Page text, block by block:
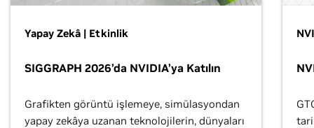
Yapay Zekâ | Etkinlik
SIGGRAPH 2026’da NVIDIA’ya Katılın
Grafikten görüntü işlemeye, simülasyondan
yapay zekâya uzanan teknolojilerin, dünyaları